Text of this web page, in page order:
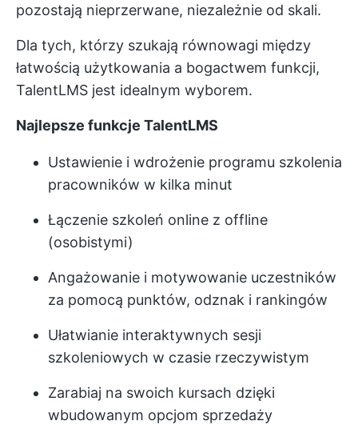
pozostają nieprzerwane, niezależnie od skali.
Dla tych, którzy szukają równowagi między
łatwością użytkowania a bogactwem funkcji,
TalentLMS jest idealnym wyborem.
Najlepsze funkcje TalentLMS
Ustawienie i wdrożenie programu szkolenia
pracowników w kilka minut
Łączenie szkoleń online z offline
(osobistymi)
Angażowanie i motywowanie uczestników
za pomocą punktów, odznak i rankingów
Ułatwianie interaktywnych sesji
szkoleniowych w czasie rzeczywistym
Zarabiaj na swoich kursach dzięki
wbudowanym opcjom sprzedaży